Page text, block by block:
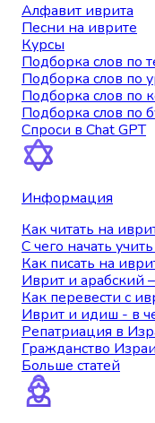
Алфавит иврита
Песни на иврите
Курсы
Подборка слов по
Подборка слов по
Подборка слов по
Подборка слов по
Спроси в Chat GPT
Информация
Как читать на
С чего начать
Как писать на
Иврит и арабский
Как перевести с
Иврит и идиш - в
Репатриация в
Гражданство
Больше статей